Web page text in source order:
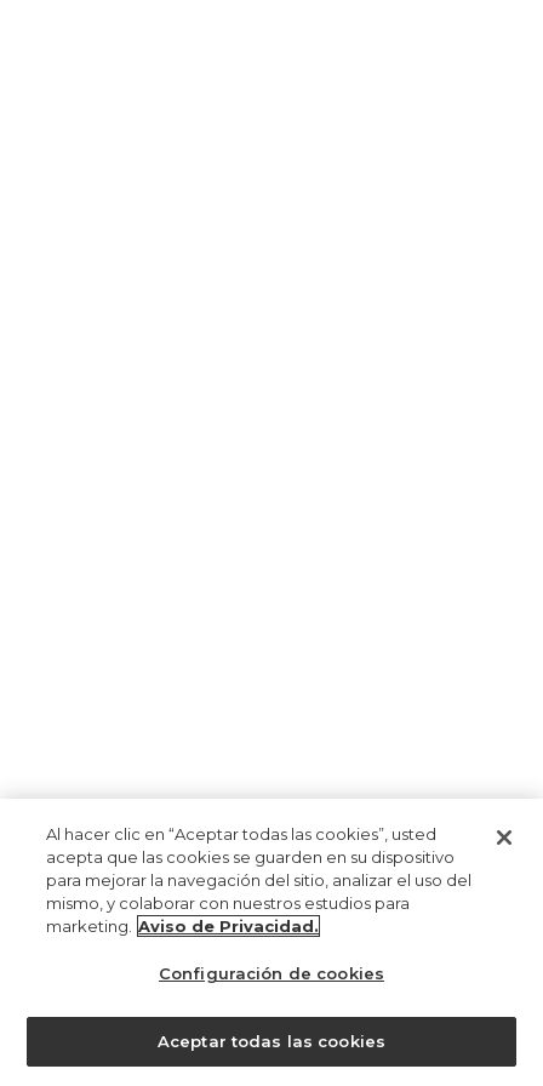
Al hacer clic en “Aceptar todas las cookies”, usted
acepta que las cookies se guarden en su dispositivo
para mejorar la navegación del sitio, analizar el uso del
mismo, y colaborar con nuestros estudios para
marketing. Aviso de Privacidad.
Configuración de cookies
Aceptar todas las cookies